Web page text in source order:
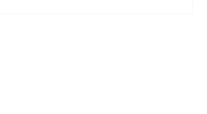
pour contrôler la manière dont vos informations sont manipulées.